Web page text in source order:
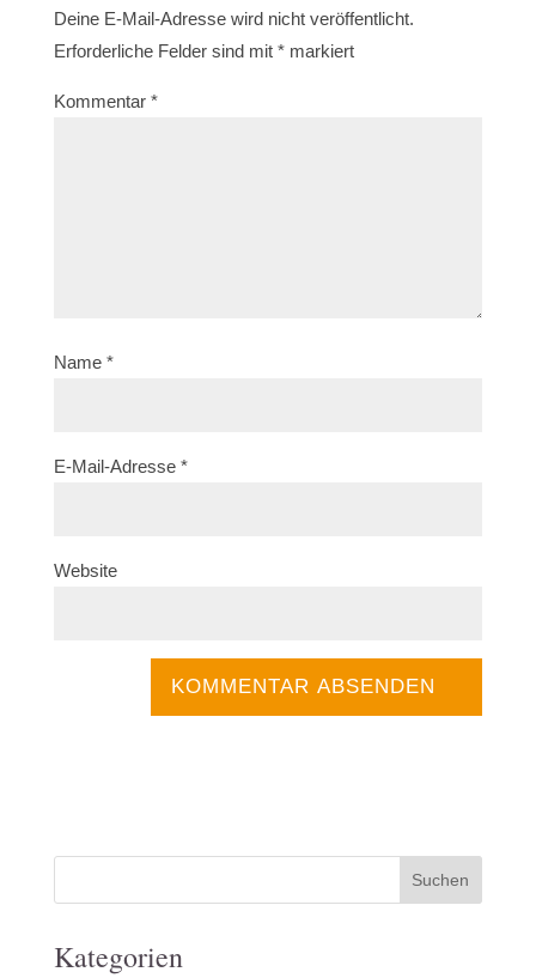
Deine E-Mail-Adresse wird nicht veröffentlicht.
Erforderliche Felder sind mit *markiert
Kommentar *
Name *
E-Mail-Adresse *
Website
Kategorien